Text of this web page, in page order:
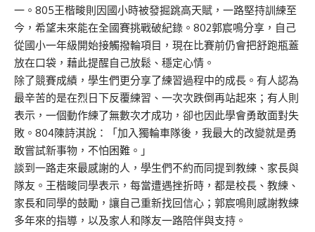
一。805王楷畯則因國小時被發掘跳高天賦，一路堅持訓練至
今，希望未來能在全國賽挑戰破紀錄。802郭宸鳴分享，自己
從國小一年級開始接觸撥輪項目，現在比賽前仍會把舒跑瓶蓋
放在口袋，藉此提醒自己放鬆、穩定心情。
除了競賽成績，學生們更分享了練習過程中的成長。有人認為
最辛苦的是在烈日下反覆練習、一次次跌倒再站起來；有人則
表示，一個動作練了無數次才成功，卻也因此學會勇敢面對失
敗。804陳詩淇說：「加入獨輪車隊後，我最大的改變就是勇
敢嘗試新事物，不怕困難。」
談到一路走來最感謝的人，學生們不約而同提到教練、家長與
隊友。王楷畯同學表示，每當遭遇挫折時，都是校長、教練、
家長和同學的鼓勵，讓自己重新找回信心；郭宸鳴則感謝教練
多年來的指導，以及家人和隊友一路陪伴與支持。